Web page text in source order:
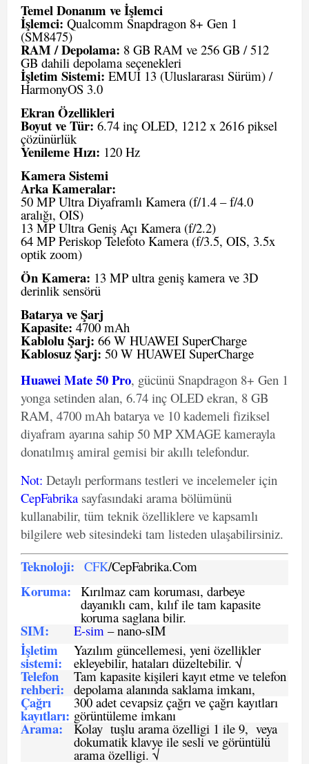
Temel Donanım ve İşlemci
İşlemci: Qualcomm Snapdragon 8+ Gen 1
(SM8475)
RAM / Depolama: 8 GB RAM ve 256 GB / 512
GB dahili depolama seçenekleri
İşletim Sistemi: EMUI 13 (Uluslararası Sürüm) /
HarmonyOS 3.0
Ekran Özellikleri
Boyut ve Tür: 6.74 inç OLED, 1212 x 2616 piksel
çözünürlük
Yenileme Hızı: 120 Hz
Kamera Sistemi
Arka Kameralar:
50 MP Ultra Diyaframlı Kamera (f/1.4 – f/4.0
aralığı, OIS)
13 MP Ultra Geniş Açı Kamera (f/2.2)
64 MP Periskop Telefoto Kamera (f/3.5, OIS, 3.5x
optik zoom)
Ön Kamera: 13 MP ultra geniş kamera ve 3D
derinlik sensörü
Batarya ve Şarj
Kapasite: 4700 mAh
Kablolu Şarj: 66 W HUAWEI SuperCharge
Kablosuz Şarj: 50 W HUAWEI SuperCharge
Huawei Mate 50 Pro, gücünü Snapdragon 8+ Gen 1
yonga setinden alan, 6.74 inç OLED ekran, 8 GB
RAM, 4700 mAh batarya ve 10 kademeli fiziksel
diyafram ayarına sahip 50 MP XMAGE kamerayla
donatılmış amiral gemisi bir akıllı telefondur.
Not: Detaylı performans testleri ve incelemeler için
CepFabrika sayfasındaki arama bölümünü
kullanabilir, tüm teknik özelliklere ve kapsamlı
bilgilere web sitesindeki tam listeden ulaşabilirsiniz.
Teknoloji: CFK/CepFabrika.Com
Koruma: Kırılmaz cam koruması, darbeye
dayanıklı cam, kılıf ile tam kapasite
koruma saglana bilir.
SIM: E-sim – nano-sIM
İşletim
sistemi:
Yazılım güncellemesi, yeni özellikler
ekleyebilir, hataları düzeltebilir. √
Telefon
rehberi:
Tam kapasite kişileri kayıt etme ve telefon
depolama alanında saklama imkanı,
Çağrı
kayıtları:
300 adet cevapsiz çağrı ve çağrı kayıtları
görüntüleme imkanı
Arama: Kolay tuşlu arama özelligi 1 ile 9, veya
dokumatik klavye ile sesli ve görüntülü
arama özelligi. √